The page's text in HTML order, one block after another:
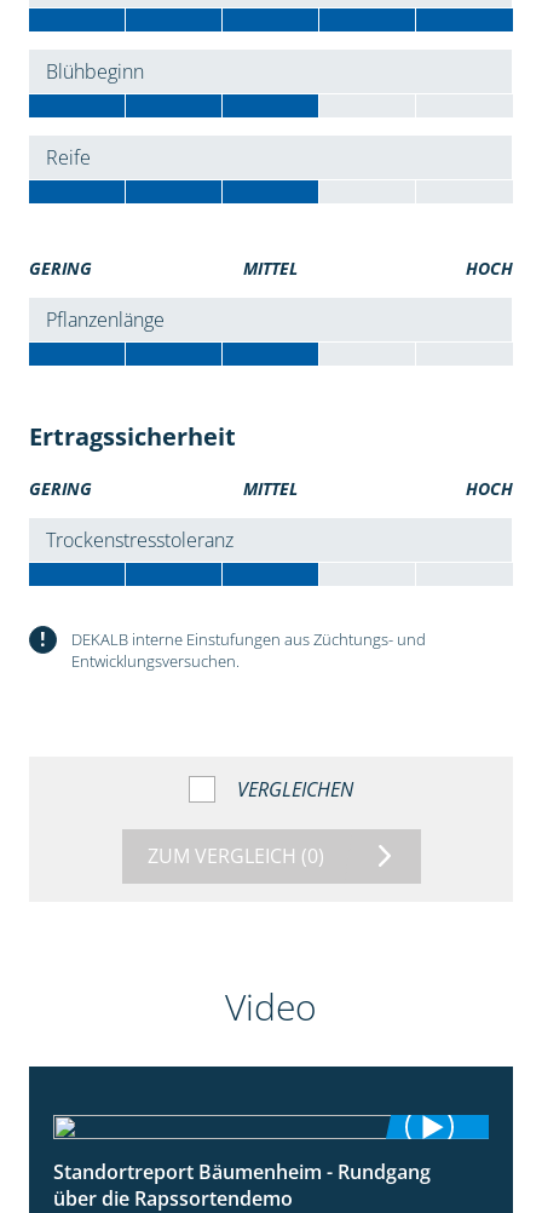
Blühbeginn
Reife
GERING MITTEL HOCH
Pflanzenlänge
Ertragssicherheit
GERING MITTEL HOCH
Trockenstresstoleranz
!
DEKALB interne Einstufungen aus Züchtungs- und
Entwicklungsversuchen.
VERGLEICHEN
ZUM VERGLEICH (0)
Video
6:03
Standortreport Bäumenheim - Rundgang
über die Rapssortendemo